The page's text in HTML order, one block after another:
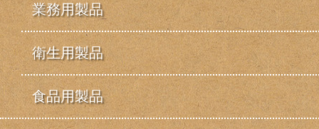
業務用製品
衛生用製品
食品用製品